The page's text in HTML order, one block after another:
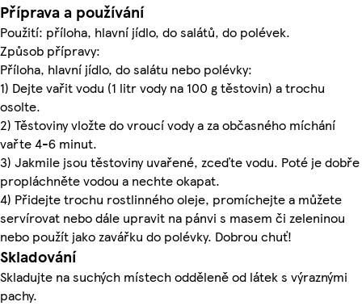
Příprava a používání
Použití: příloha, hlavní jídlo, do salátů, do polévek.
Způsob přípravy:
Příloha, hlavní jídlo, do salátu nebo polévky:
1) Dejte vařit vodu (1 litr vody na 100 g těstovin) a trochu
osolte.
2) Těstoviny vložte do vroucí vody a za občasného míchání
vařte 4-6 minut.
3) Jakmile jsou těstoviny uvařené, zceďte vodu. Poté je dobře
propláchněte vodou a nechte okapat.
4) Přidejte trochu rostlinného oleje, promíchejte a můžete
servírovat nebo dále upravit na pánvi s masem či zeleninou
nebo použít jako zavářku do polévky. Dobrou chuť!
Skladování
Skladujte na suchých místech odděleně od látek s výraznými
pachy.